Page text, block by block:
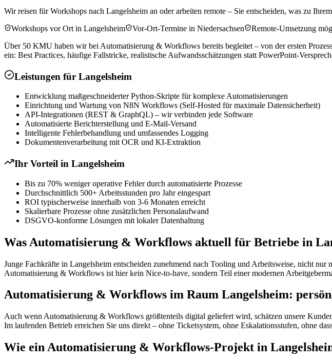
Wir reisen für Workshops nach Langelsheim an oder arbeiten remote – Sie entscheiden, was zu
Workshops vor Ort in Langelsheim
Vor-Ort-Termine in Niedersachsen Remote-Umsetzung
Über 50 KMU haben wir bei Automatisierung & Workflows bereits begleitet – von der ersten
ein: Best Practices, häufige Fallstricke, realistische Aufwandsschätzungen statt PowerPoint-
Leistungen für Langelsheim
Entwicklung maßgeschneiderter Python-Skripte für komplexe Automatisierungen
Einrichtung und Wartung von N8N Workflows (Self-Hosted für maximale Datensicherheit)
API-Integrationen (REST & GraphQL) – wir verbinden jede Software
Automatisierte Berichterstellung und E-Mail-Versand
Intelligente Fehlerbehandlung und umfassendes Logging
Dokumentenverarbeitung mit OCR und KI-Extraktion
Ihr Vorteil in Langelsheim
Bis zu 70% weniger operative Fehler durch automatisierte Prozesse
Durchschnittlich 500+ Arbeitsstunden pro Jahr eingespart
ROI typischerweise innerhalb von 3-6 Monaten erreicht
Skalierbare Prozesse ohne zusätzlichen Personalaufwand
DSGVO-konforme Lösungen mit lokaler Datenhaltung
Was Automatisierung & Workflows aktuell für Betriebe in
Junge Fachkräfte in Langelsheim entscheiden zunehmend nach Tooling und Arbeitsweise, nicht
Automatisierung & Workflows ist hier kein Nice-to-have, sondern Teil einer modernen
Automatisierung & Workflows im Raum Langelsheim:
Auch wenn Automatisierung & Workflows größtenteils digital geliefert wird, schätzen unsere
Im laufenden Betrieb erreichen Sie uns direkt – ohne Ticketsystem, ohne Eskalationsstufen, ohne
Wie ein Automatisierung & Workflows-Projekt in